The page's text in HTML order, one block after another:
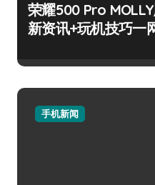
荣耀500 Pro
新资讯+玩机技巧一
手机新闻